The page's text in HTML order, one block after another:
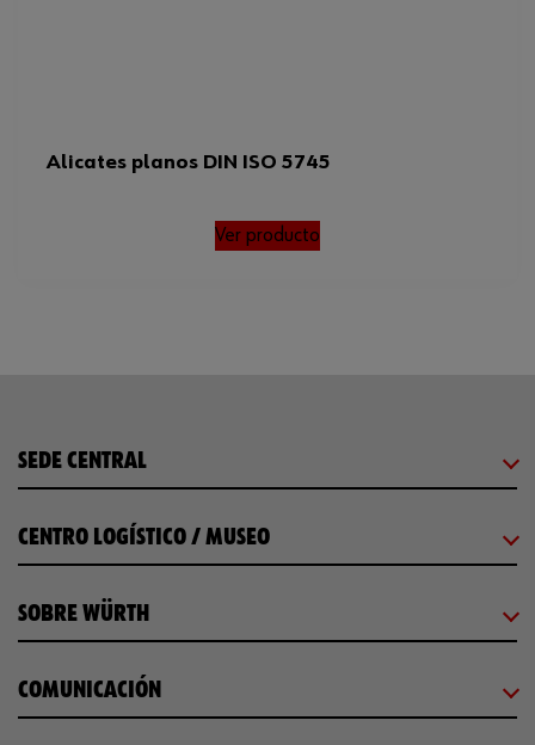
Alicates planos DIN ISO 5745
Ver producto
SEDE CENTRAL
CENTRO LOGÍSTICO / MUSEO
SOBRE WÜRTH
COMUNICACIÓN